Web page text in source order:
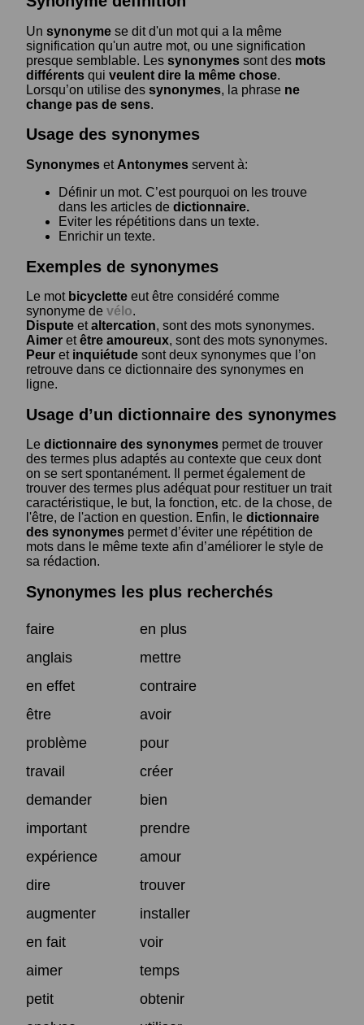
Un synonyme se dit d'un mot qui a la même
signification qu'un autre mot, ou une signification
presque semblable. Les synonymes sont des mots
différents qui veulent dire la même chose.
Lorsqu’on utilise des synonymes, la phrase ne
change pas de sens.
Usage des synonymes
Synonymes et Antonymes servent à:
Définir un mot. C’est pourquoi on les trouve
dans les articles de dictionnaire.
Eviter les répétitions dans un texte.
Enrichir un texte.
Exemples de synonymes
Le mot bicyclette eut être considéré comme
synonyme de vélo.
Dispute etaltercation, sont des mots synonymes.
Aimer etêtre amoureux, sont des mots synonymes.
Peur et inquiétude sont deux synonymes que l’on
retrouve dans ce dictionnaire des synonymes en
ligne.
Usage d’un dictionnaire des synonymes
Le dictionnaire des synonymes permet de trouver
des termes plus adaptés au contexte que ceux dont
on se sert spontanément. Il permet également de
trouver des termes plus adéquat pour restituer un trait
caractéristique, le but, la fonction, etc. de la chose, de
l'être, de l'action en question. Enfin, le dictionnaire
des synonymes permet d’éviter une répétition de
mots dans le même texte afin d’améliorer le style de
sa rédaction.
Synonymes les plus recherchés
faire
en plus
anglais
mettre
en effet
contraire
être
avoir
problème
pour
travail
créer
demander
bien
important
prendre
expérience
amour
dire
trouver
augmenter
installer
en fait
voir
aimer
temps
petit
obtenir